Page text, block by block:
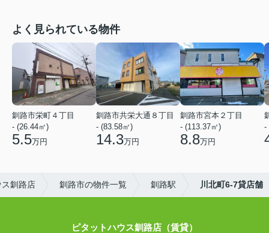
よく見られている物件
釧路市栄町４丁目
- (26.44㎡)
5.5万円
釧路市共栄大通８丁目
- (83.58㎡)
14.3万円
釧路市宮本２丁目
- (113.37㎡)
8.8万円
-
釧路店 釧路市の物件一覧 釧路駅 川北町6-7貸店舗
ピタットハウス釧路店（賃貸）